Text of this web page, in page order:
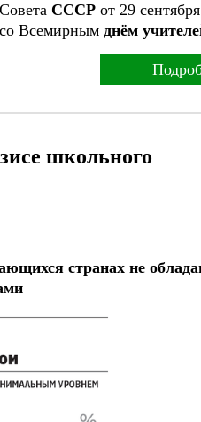
СССР от 29
со Всемирнымднём
школьного
странах не